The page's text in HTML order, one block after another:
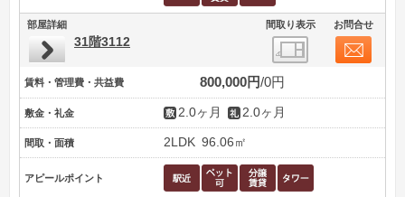
部屋詳細 間取り表示 お問合せ
31階3112
賃料・管理費・共益費 800,000円 0円
敷金・礼金 2.0ヶ月 2.0ヶ月
間取・面積 2LDK 96.06㎡
アピールポイント